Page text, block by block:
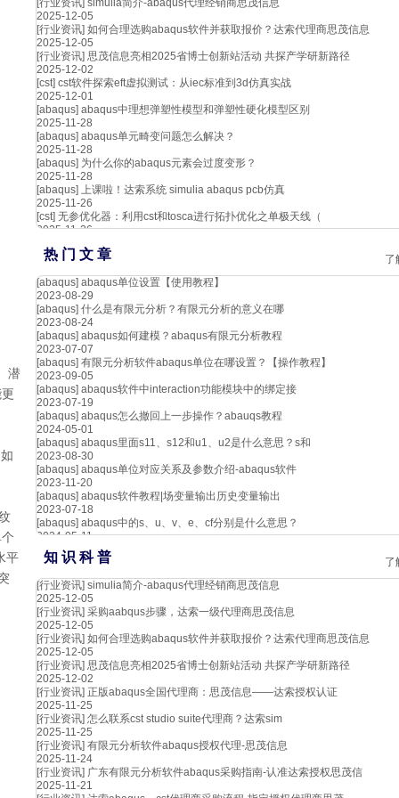
潜
平
[行业资讯] simulia简介-abaqus代理经销商思茂信息
2025-12-05
[行业资讯] 如何合理选购abaqus软件并获取报价？达索代理商思茂信息
2025-12-05
[行业资讯] 思茂信息亮相2025省博士创新站活动 共探产学研新路径
2025-12-02
[cst] cst软件探索eft虚拟测试：从iec标准到3d仿真实战
2025-12-01
[abaqus] abaqus中理想弹塑性模型和弹塑性硬化模型区别
2025-11-28
[abaqus] abaqus单元畸变问题怎么解决？
2025-11-28
[abaqus] 为什么你的abaqus元素会过度变形？
2025-11-28
[abaqus] 上课啦！达索系统 simulia abaqus pcb仿真
2025-11-26
[cst] 无参优化器：利用cst和tosca进行拓扑优化之单极天线（
2025-11-26
热 门 文 章
了
[abaqus] abaqus单位设置【使用教程】
2023-08-29
[abaqus] 什么是有限元分析？有限元分析的意义在哪
2023-08-24
[abaqus] abaqus如何建模？abaqus有限元分析教程
2023-07-07
[abaqus] 有限元分析软件abaqus单位在哪设置？【操作教程】
2023-09-05
[abaqus] abaqus软件中interaction功能模块中的绑定接
2023-07-19
[abaqus] abaqus怎么撤回上一步操作？abauqs教程
2024-05-01
[abaqus] abaqus里面s11、s12和u1、u2是什么意思？s和
2023-08-30
[abaqus] abaqus单位对应关系及参数介绍-abaqus软件
2023-11-20
[abaqus] abaqus软件教程|场变量输出历史变量输出
2023-07-18
[abaqus] abaqus中的s、u、v、e、cf分别是什么意思？
2024-05-11
知 识 科 普
了
[行业资讯] simulia简介-abaqus代理经销商思茂信息
2025-12-05
[行业资讯] 采购aabqus步骤，达索一级代理商思茂信息
2025-12-05
[行业资讯] 如何合理选购abaqus软件并获取报价？达索代理商思茂信息
2025-12-05
[行业资讯] 思茂信息亮相2025省博士创新站活动 共探产学研新路径
2025-12-02
[行业资讯] 正版abaqus全国代理商：思茂信息——达索授权认证
2025-11-25
[行业资讯] 怎么联系cst studio suite代理商？达索sim
2025-11-25
[行业资讯] 有限元分析软件abaqus授权代理-思茂信息
2025-11-24
[行业资讯] 广东有限元分析软件abaqus采购指南-认准达索授权思茂信
2025-11-21